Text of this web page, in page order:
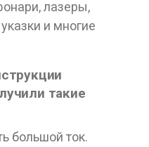
лазеры,
и многие
такие
большой ток.
18 лет!
18 лет?
НЕТ